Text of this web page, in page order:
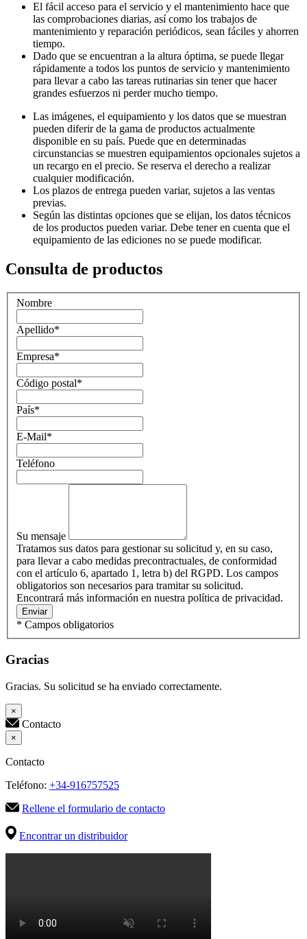
El fácil acceso para el servicio y el mantenimiento hace que
las comprobaciones diarias, así como los trabajos de
mantenimiento y reparación periódicos, sean fáciles y ahorren
tiempo.
Dado que se encuentran a la altura óptima, se puede llegar
rápidamente a todos los puntos de servicio y mantenimiento
para llevar a cabo las tareas rutinarias sin tener que hacer
grandes esfuerzos ni perder mucho tiempo.
Las imágenes, el equipamiento y los datos que se muestran
pueden diferir de la gama de productos actualmente
disponible en su país. Puede que en determinadas
circunstancias se muestren equipamientos opcionales sujetos a
un recargo en el precio. Se reserva el derecho a realizar
cualquier modificación.
Los plazos de entrega pueden variar, sujetos a las ventas
previas.
Según las distintas opciones que se elijan, los datos técnicos
de los productos pueden variar. Debe tener en cuenta que el
equipamiento de las ediciones no se puede modificar.
Consulta de productos
Nombre
Apellido*
Empresa*
Código postal*
País*
E-Mail*
Teléfono
Su mensaje
Tratamos sus datos para gestionar su solicitud y, en su caso,
para llevar a cabo medidas precontractuales, de conformidad
con el artículo 6, apartado 1, letra b) del RGPD. Los campos
obligatorios son necesarios para tramitar su solicitud.
Encontrará más información en nuestra política de privacidad.
Enviar
* Campos obligatorios
Gracias
Gracias. Su solicitud se ha enviado correctamente.
×
Contacto
×
Contacto
Teléfono: +34-916757525
Rellene el formulario de contacto
Encontrar un distribuidor